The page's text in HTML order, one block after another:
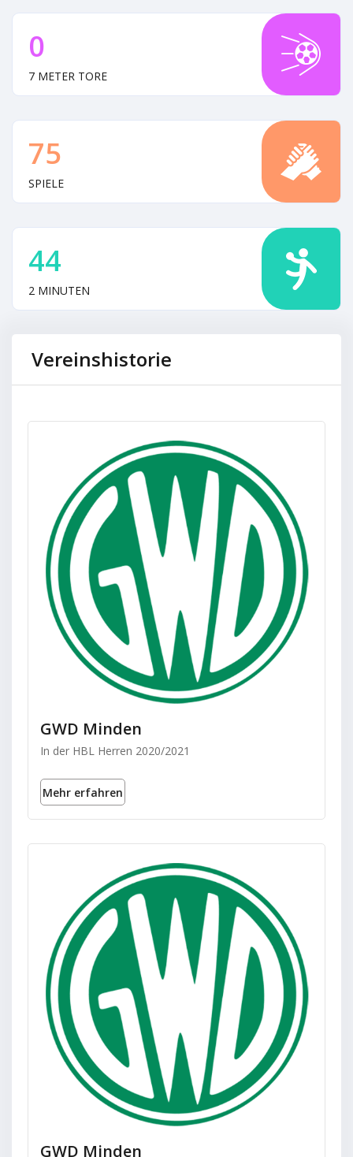
0
7 METER TORE
75
SPIELE
44
2 MINUTEN
Vereinshistorie
GWD Minden
In der HBL Herren 2020/2021
Mehr erfahren
GWD Minden